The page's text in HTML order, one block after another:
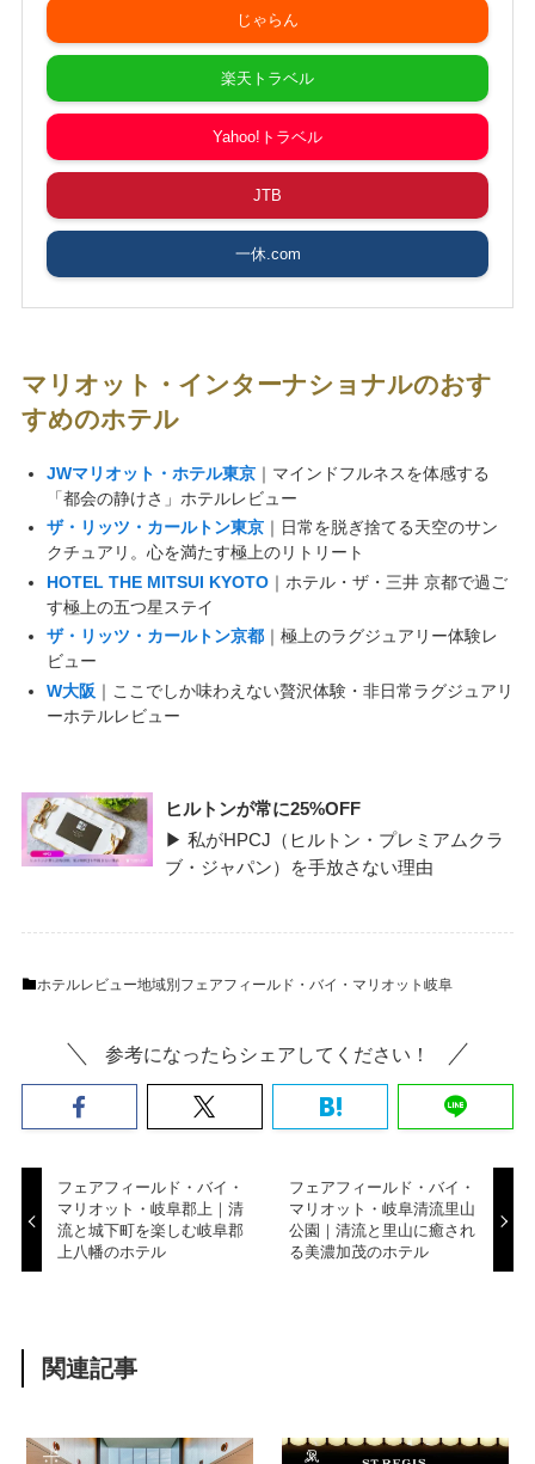
じゃらん
楽天トラベル
Yahoo!トラベル
JTB
一休.com
マリオット・インターナショナルのおす
すめのホテル
JWマリオット・ホテル東京｜マインドフルネスを体感する
「都会の静けさ」ホテルレビュー
ザ・リッツ・カールトン東京｜日常を脱ぎ捨てる天空のサン
クチュアリ。心を満たす極上のリトリート
HOTEL THE MITSUI KYOTO｜ホテル・ザ・三井 京都で過ご
す極上の五つ星ステイ
ザ・リッツ・カールトン京都｜極上のラグジュアリー体験レ
ビュー
W大阪 ｜ここでしか味わえない贅沢体験・非日常ラグジュアリ
ーホテルレビュー
ヒルトンが常に25%OFF
▶ 私がHPCJ（ヒルトン・プレミアムクラ
ブ・ジャパン）を手放さない理由
ホテルレビュー地域別フェアフィールド・バイ・マリオット 岐阜
参考になったらシェアしてください！
フェアフィールド・バイ・
マリオット・岐阜郡上｜清
流と城下町を楽しむ岐阜郡
上八幡のホテル
フェアフィールド・バイ・
マリオット・岐阜清流里山
公園｜清流と里山に癒され
る美濃加茂のホテル
関連記事